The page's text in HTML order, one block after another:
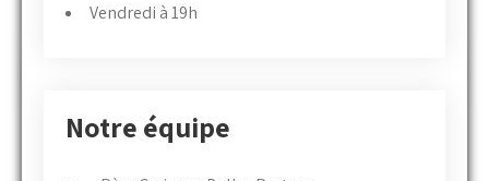
Vendredi à 19h
Notre équipe